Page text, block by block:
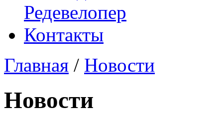
Редевелопер
Контакты
Главная / Новости
Новости